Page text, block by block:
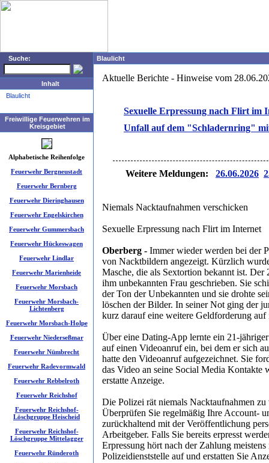
Suche:
Inhalt
Blaulicht
Freiwillige Feuerwehren im
Kreisgebiet
Alphabetische Reihenfolge
Feuerwehr Bergneustadt
Feuerwehr Bernberg
Feuerwehr Dieringhausen
Feuerwehr Engelskirchen
Feuerwehr Gummersbach
Feuerwehr Hückeswagen
Feuerwehr Lindlar
Feuerwehr Marienheide
Feuerwehr Morsbach
Feuerwehr Morsbach-
Lichtenberg
Feuerwehr Morsbach-Holpe
Feuerwehr Niederseßmar
Feuerwehr Nümbrecht
Feuerwehr Radevormwald
Feuerwehr Rebbelroth
Feuerwehr Reichshof
Feuerwehr Reichshof-
Löschgruppe Heischeid
Feuerwehr Reichshof-
Löschgruppe Mittelagger
Feuerwehr Ründeroth
Blaulicht
Aktuelle Berichte - Hinweise vom
Sexuelle Erpressung nach Flirt im
Unfall auf dem "Schladernring"
Weitere Meldungen: 26.06.2026
Niemals Nacktaufnahmen verschicken
Sexuelle Erpressung nach Flirt im Internet
Oberberg - Immer wieder werden bei der
von Nacktbildern angezeigt. Kürzlich
Masche, die als Sextortion bekannt ist.
ihm unbekannten Frau geschrieben. Sie
der Ton der Unbekannten und sie drohte
löschen der Bilder. In seiner Not ging der
kurz darauf eine weitere Geldforderung
Über eine Dating-App lernte ein 21-
auf einen Videoanruf ein, bei dem er sich
hatte den Videoanruf aufgezeichnet. Sie
das Video an seine Social Media Kontakte
erstatte Anzeige.
Die Polizei rät niemals Nacktaufnahmen
Überprüfen Sie regelmäßig Ihre Account-
zurückhaltend mit der Veröffentlichung
Arbeitgeber. Falls Sie bereits erpresst
Erpressung hört nach der Zahlung
Polizeidienststelle auf und erstatten Sie